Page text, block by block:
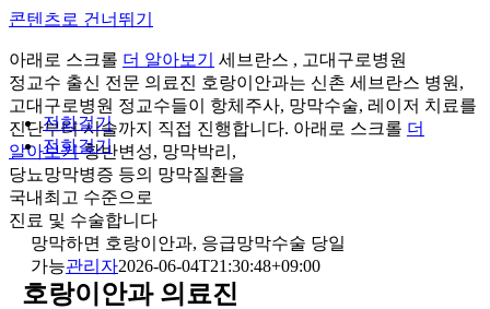
콘텐츠로 건너뛰기
전화걸기
전화걸기
아래로 스크롤 더 알아보기
세브란스 , 고대구로병원
정교수 출신 전문 의료진 호랑이안과는 신촌 세브란스 병원,
고대구로병원 정교수들이 항체주사, 망막수술, 레이저 치료를
진단부터 시술까지 직접 진행합니다. 아래로 스크롤 더
알아보기 황반변성, 망막박리,
당뇨망막병증 등의 망막질환을
국내최고 수준으로
진료 및 수술합니다
망막하면 호랑이안과, 응급망막수술 당일
가능관리자2026-06-04T21:30:48+09:00
호랑이안과 의료진